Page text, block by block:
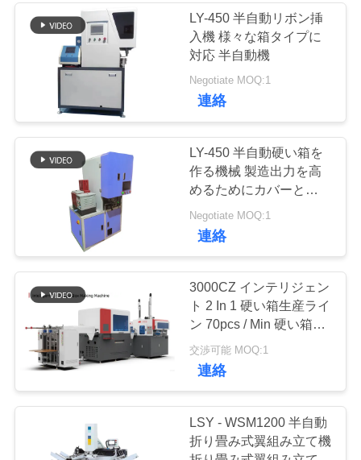
ア
質
機械を作る自動紙箱
13
機械を作る自動場合
33
自動位置機械
LY-450 半自動リボン挿
入機 様々な箱タイプに
対応 半自動機
Negotiate MOQ:1
連絡
LY-450 半自動硬い箱を
作る機械 製造出力を高
めるためにカバーと箱に
リボン挿入のために設計
された
Negotiate MOQ:1
連絡
3000CZ インテリジェン
ト 2 In 1 硬い箱生産ライ
ン 70pcs / Min 硬い箱を
作る機械 上と下の箱を
作る
交渉可能 MOQ:1
連絡
LSY - WSM1200 半自動
折り畳み式翼組み立て機